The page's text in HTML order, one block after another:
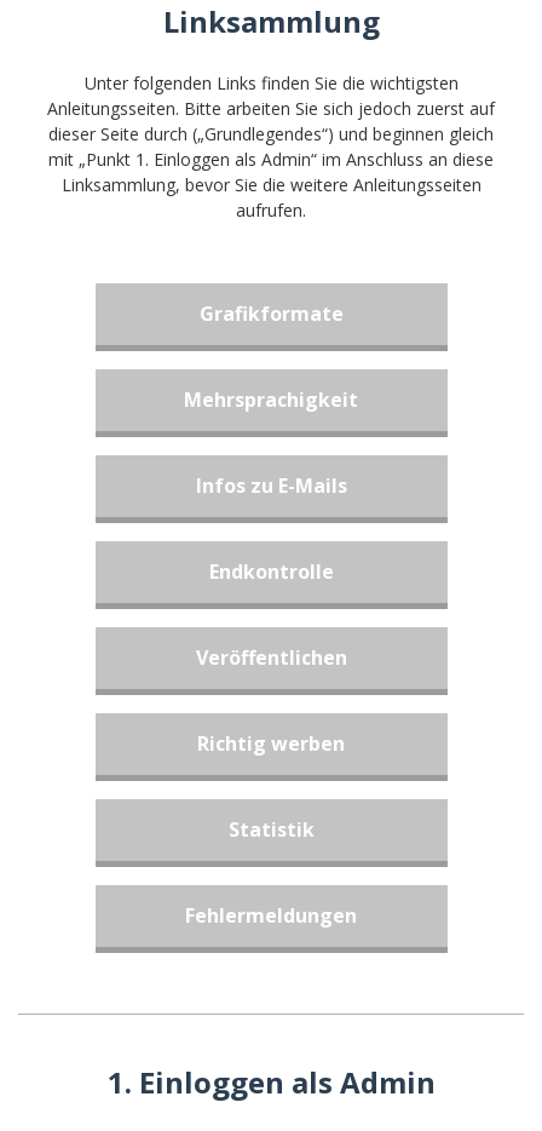
Linksammlung
Unter folgenden Links finden Sie die wichtigsten
Anleitungsseiten. Bitte arbeiten Sie sich jedoch zuerst auf
dieser Seite durch („Grundlegendes“) und beginnen gleich
mit „Punkt 1. Einloggen als Admin“ im Anschluss an diese
Linksammlung, bevor Sie die weitere Anleitungsseiten
aufrufen.
Grafikformate
Mehrsprachigkeit
Infos zu E-Mails
Endkontrolle
Veröffentlichen
Richtig werben
Statistik
Fehlermeldungen
1. Einloggen als Admin